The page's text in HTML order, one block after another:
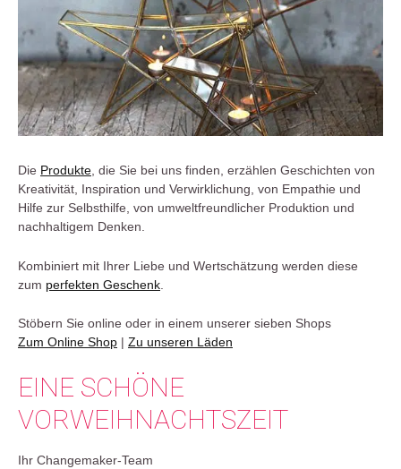
Die Produkte , die Sie bei uns finden, erzählen Geschichten von
Kreativität, Inspiration und Verwirklichung, von Empathie und
Hilfe zur Selbsthilfe, von umweltfreundlicher Produktion und
nachhaltigem Denken.
Kombiniert mit Ihrer Liebe und Wertschätzung werden diese
zum perfekten Geschenk
Stöbern Sie online oder in einem unserer sieben Shops
Zum Online Shop | Zu unseren Läden
EINE SCHÖNE
VORWEIHNACHTSZEIT
Ihr Changemaker-Team